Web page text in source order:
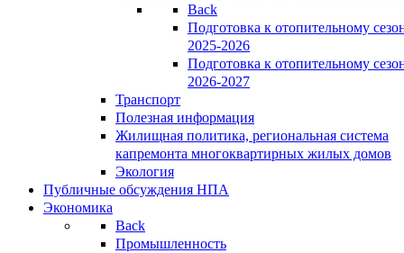
Back
Подготовка к отопительному
2025-2026
Подготовка к отопительному
2026-2027
Транспорт
Полезная информация
Жилищная политика, региональная система
капремонта многоквартирных жилых домов
Экология
Публичные обсуждения НПА
Экономика
Back
Промышленность